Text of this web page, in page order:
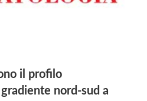
il profilo
nord-sud a